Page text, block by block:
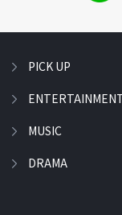
PICK UP
MUSIC
DRAMA